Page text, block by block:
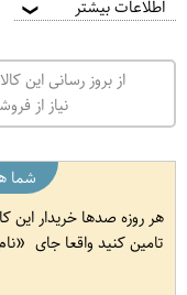
اطلاعات بیشتر ❯
از بروز رسانی این
نیاز از
شما
هر روزه صدها خریدار این
تامین کنید واقعا جای